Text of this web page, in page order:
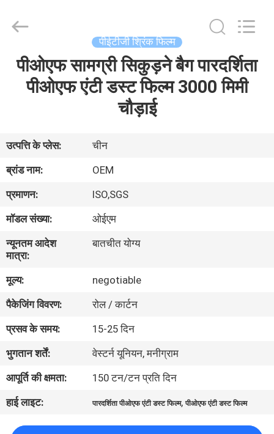
घर
हमारे
बारे
में
कारखाना
भ्रमण
गुणवत्ता
नियंत्रण
संपर्क
करें
समाचार
PRODUCTS
CO.,LTD(WUHAN
Reserved.
पीईटीजी श्रिंक फिल्म
पीओएफ सामग्री सिकुड़ने बैग पारदर्शिता
पीओएफ एंटी डस्ट फिल्म 3000 मिमी
चौड़ाई
उत्पत्ति के प्लेस:
चीन
ब्रांड नाम:
OEM
प्रमाणन:
ISO,SGS
मॉडल संख्या:
ओईएम
न्यूनतम आदेश
मात्रा:
बातचीत योग्य
मूल्य:
negotiable
पैकेजिंग विवरण:
रोल / कार्टन
प्रसव के समय:
15-25 दिन
भुगतान शर्तें:
वेस्टर्न यूनियन, मनीग्राम
आपूर्ति की क्षमता:
150 टन/टन प्रति दिन
हाई लाइट:
पारदर्शिता पीओएफ एंटी डस्ट फिल्म,पीओएफ एंटी डस्ट फिल्म